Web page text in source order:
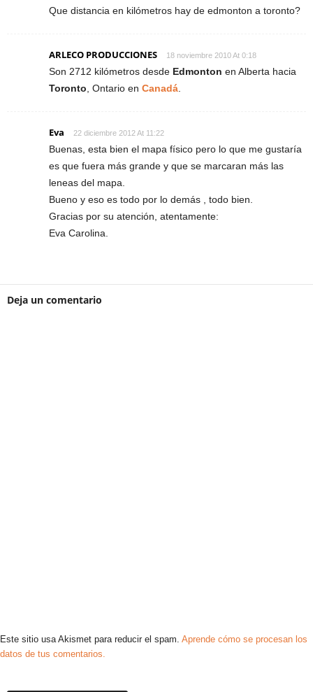
Que distancia en kilómetros hay de edmonton a toronto?
ARLECO PRODUCCIONES 18 noviembre 2010 At 0:18
Son 2712 kilómetros desde Edmonton en Alberta hacia
Toronto, Ontario en Canadá.
Eva 22 diciembre 2012 At 11:22
Buenas, esta bien el mapa físico pero lo que me gustaría
es que fuera más grande y que se marcaran más las
leneas del mapa.
Bueno y eso es todo por lo demás , todo bien.
Gracias por su atención, atentamente:
Eva Carolina.
Deja un comentario
Este sitio usa Akismet para reducir el spam. Aprende cómo se procesan los
datos de tus comentarios.